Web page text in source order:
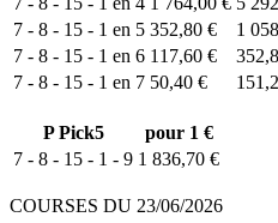
7 - 8 - 15 - 1 en 5 352,80 €
1
7 - 8 - 15 - 1 en 6 117,60 €
7 - 8 - 15 - 1 en 7 50,40 €
PPick5
pour 1 €
7 - 8 - 15 - 1 - 9 1 836,70 €
COURSES DU 23/06/2026